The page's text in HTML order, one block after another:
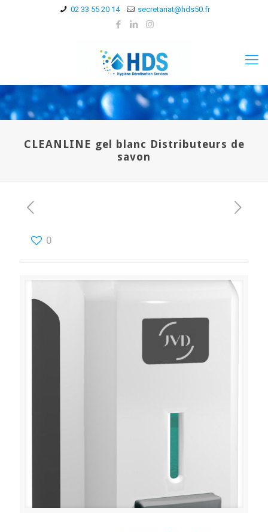
02 33 55 20 14 secretariat@hds50.fr
CLEANLINE gel blanc Distributeurs de
savon
0